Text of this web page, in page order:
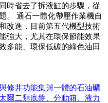
時省去了拆液缸的步驟，從
。 通石一體化帶壓作業機自
改進，目前第五代機型技術
強大，尤其在環保節能效果
多能、環保低碳的綠色油田
修井功能集與一體的石油礦
爾二類底盤、分動箱、液力